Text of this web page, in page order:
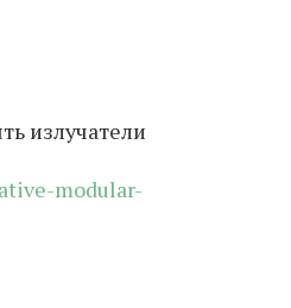
излучатели
modular-